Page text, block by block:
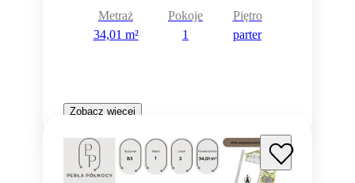
Metraż
34,01 m²
Pokoje
1
Piętro
parter
Zobacz więcej